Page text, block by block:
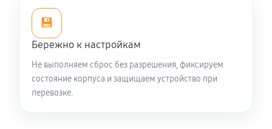
💾
Бережно к настройкам
Не выполняем сброс без разрешения, фиксируем
состояние корпуса и защищаем устройство при
перевозке.